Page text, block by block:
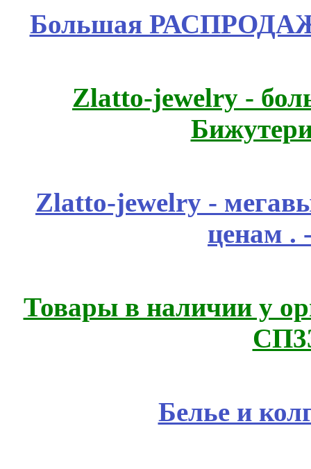
Большая
Zlatto-jewelry -
Zlatto-jewelry -
ценам .
Товары в наличии у
Белье и